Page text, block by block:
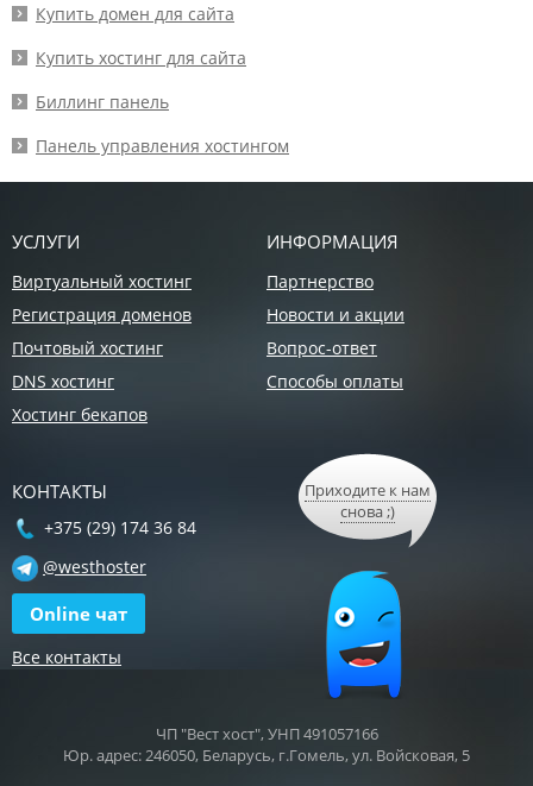
Купить домен для сайта
Купить хостинг для сайта
Биллинг панель
Панель управления хостингом
УСЛУГИ
Виртуальный хостинг
Регистрация доменов
Почтовый хостинг
DNS хостинг
Хостинг бекапов
ИНФОРМАЦИЯ
Партнерство
Новости и акции
Вопрос-ответ
Способы оплаты
КОНТАКТЫ
+375 (29) 174 36 84
@westhoster
Online чат
Все контакты
Приходите к нам
снова ;)
ЧП "Вест хост", УНП 491057166
Юр. адрес: 246050, Беларусь, г.Гомель, ул. Войсковая, 5